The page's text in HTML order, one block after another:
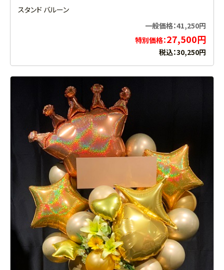
スタンド バルーン
一般価格：41,250円
特別価格：27,500円
税込：30,250円